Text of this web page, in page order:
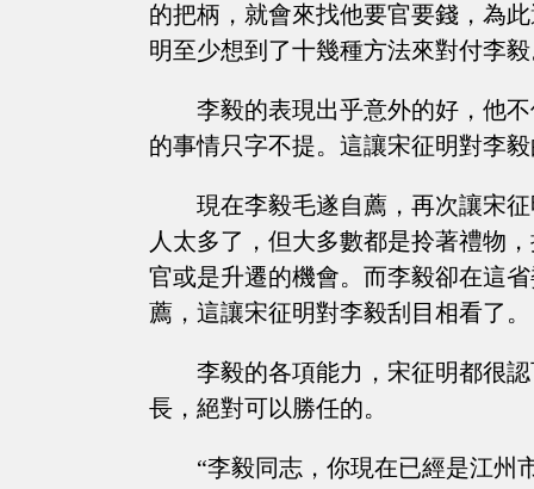
的把柄，就會來找他要官要錢，為
明至少想到了十幾種方法來對付李
李毅的表現出乎意外的好，他
的事情只字不提。這讓宋征明對李
現在李毅毛遂自薦，再次讓宋
人太多了，但大多數都是拎著禮物
官或是升遷的機會。而李毅卻在這
薦，這讓宋征明對李毅刮目相看了。
李毅的各項能力，宋征明都很
長，絕對可以勝任的。
“李毅同志，你現在已經是江州